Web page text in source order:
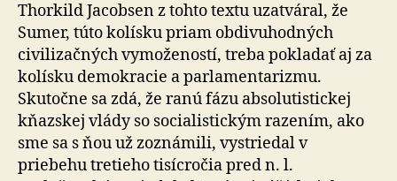
Thorkild Jacobsen z tohto textu uzatváral, že
Sumer, túto kolísku priam obdivuhodných
civilizačných vymožeností, treba pokladať aj za
kolísku demokracie a parlamentarizmu.
Skutočne sa zdá, že ranú fázu absolutistickej
kňazskej vlády so socialistickým razením, ako
sme sa s ňou už zoznámili, vystriedal v
priebehu tretieho tisícročia pred n. l.